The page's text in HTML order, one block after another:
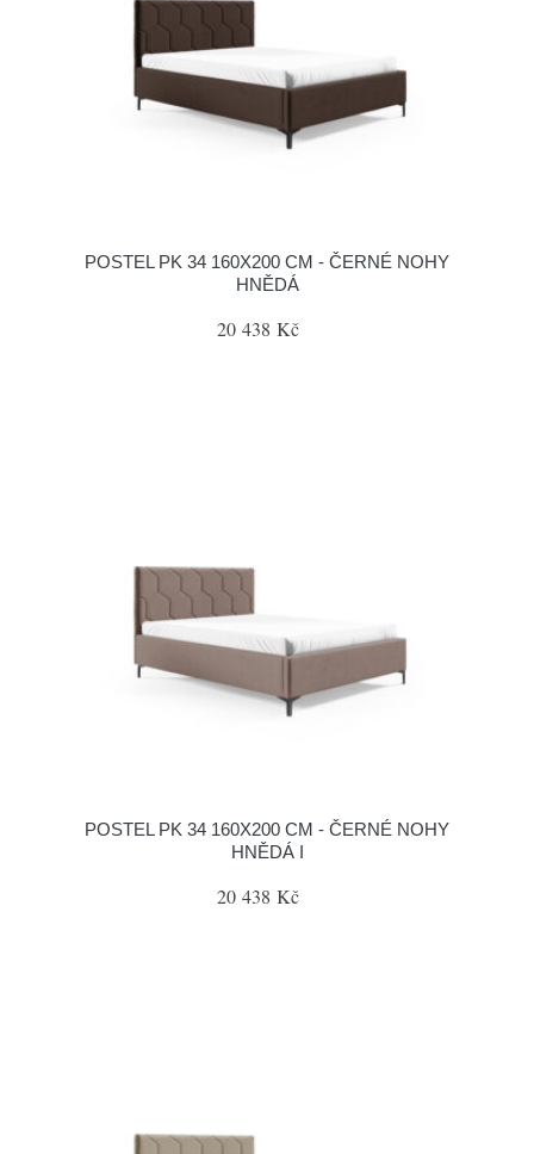
POSTEL PK 34 160X200 CM - ČERNÉ NOHY
HNĚDÁ
20 438 Kč
POSTEL PK 34 160X200 CM - ČERNÉ NOHY
HNĚDÁ I
20 438 Kč